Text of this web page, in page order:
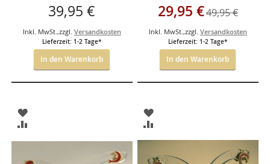
39,95 €
Inkl. MwSt. ,zzgl. Versandkosten
Lieferzeit: 1-2 Tage*
In den Warenkorb
Sonderangebot
29,95 €49,95 €
Inkl. MwSt. ,zzgl. Versandkosten
Lieferzeit: 1-2 Tage*
In den Warenkorb
ZUR
WUNSCHLISTE
ZUR
HINZUFÜGEN
ZUR
WUNSCHLISTE
ZUR